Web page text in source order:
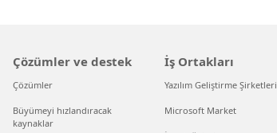
Çözümler ve destek
Çözümler
Büyümeyi hızlandıracak
kaynaklar
İş Ortakları
Yazılım Geliştirme Şirketleri
Microsoft Market